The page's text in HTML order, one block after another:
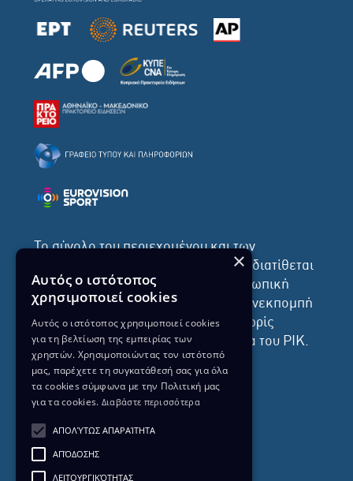
Το σύνολο του περιεχομένου και των
υπηρεσιών της ιστοσελίδας του ΡΙΚ διατίθεται
στους επισκέπτες αυστηρά για προσωπική
χρήση. Απαγορεύεται η χρήση ή επανεκπομπή
του, σε οποιοδήποτε μορφή, με ή χωρίς
επεξεργασία και χωρίς γραπτή άδεια του ΡΙΚ.
ΔΙΚΑΙΩΜΑ ΠΡΟΣΤΑΣΙΑΣ ΔΕΔΟΜΕΝΩΝ
ΠΟΛΙΤΙΚΗ ΑΠΟΡΡΗΤΟΥ
ΔΙΑΘΕΣΗ ΑΡΧΕΙΑΚΟΥ ΥΛΙΚΟΥ
ΠΟΛΙΤΙΚΗ ΑΠΟΡΡΗΤΟΥ EUROVISION
×
Αυτός ο ιστότοπος
χρησιμοποιεί cookies
Αυτός ο ιστότοπος χρησιμοποιεί cookies
για τη βελτίωση της εμπειρίας των
χρηστών. Χρησιμοποιώντας τον ιστότοπό
μας, παρέχετε τη συγκατάθεσή σας για όλα
τα cookies σύμφωνα με την Πολιτική μας
για τα cookies. Διαβάστε περισσότερα
ΑΠΟΛΎΤΩΣ ΑΠΑΡΑΊΤΗΤΑ
ΑΠΌΔΟΣΗΣ
ΛΕΙΤΟΥΡΓΙΚΌΤΗΤΑΣ